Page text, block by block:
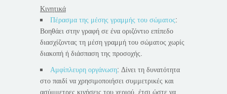
Κινητικά
Πέρασμα της μέσης γραμμής του σώματος:
Βοηθάει στην γραφή σε ένα οριζόντιο επίπεδο
διασχίζοντας τη μέση γραμμή του σώματος χωρίς
διακοπή ή διάσπαση της προσοχής.
Αμφίπλευρη οργάνωση: Δίνει τη δυνατότητα
στο παιδί να χρησιμοποιήσει συμμετρικές και